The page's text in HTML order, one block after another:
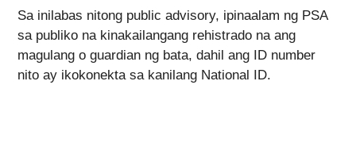
Sa inilabas nitong public advisory, ipinaalam ng PSA
sa publiko na kinakailangang rehistrado na ang
magulang o guardian ng bata, dahil ang ID number
nito ay ikokonekta sa kanilang National ID.